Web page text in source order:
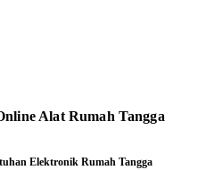
Alat Rumah Tangga
Elektronik Rumah Tangga